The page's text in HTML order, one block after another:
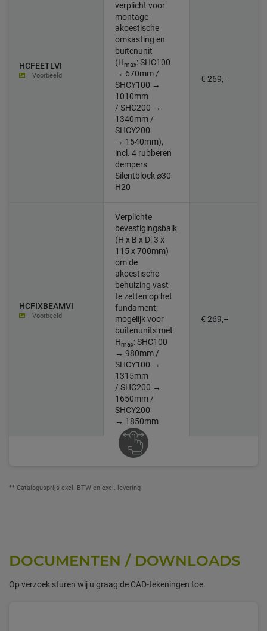
HCFEETLVI
Voorbeeld
verplicht voor
montage
akoestische
omkasting en
buitenunit
(Hmax:SHC100
→ 670mm /
SHCY100 →
1010mm
/ SHC200 →
1340mm /
SHCY200
→ 1540mm),
incl. 4 rubberen
dempers
Silentblock ⌀30
H20
€ 269,–
HCFIXBEAMVI
Voorbeeld
Verplichte
bevestigingsbalk
(H x B x D: 3 x
115 x 700mm)
om de
akoestische
behuizing vast
te zetten op het
fundament;
mogelijk voor
buitenunits met
Hmax:SHC100
→ 980mm /
SHCY100 →
1315mm
/ SHC200 →
1650mm /
SHCY200
→ 1850mm
€ 269,–
** Catalogusprijs excl. BTW en excl. levering
DOCUMENTEN / DOWNLOADS
Op verzoek sturen wij u graag de CAD-tekeningen toe.